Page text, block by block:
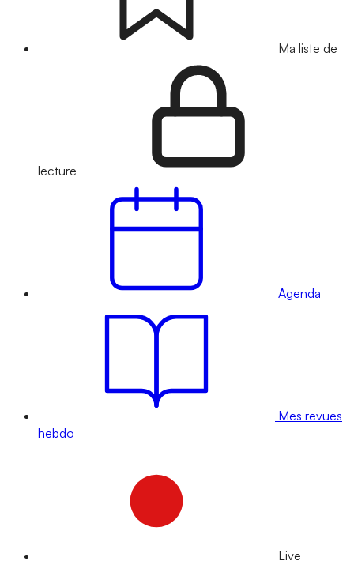
Ma liste de
lecture
Agenda
Mes revues
hebdo
Live